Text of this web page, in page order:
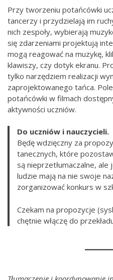
Przy tworzeniu potańcówki
tancerzy i przydzielają im
nich zespoły, wybierają
się zdarzeniami projektują
mogą reagować na muzykę,
klawiszy, czy dotyk ekranu.
tylko narzędziem realizacji
zaprojektowanego tańca.
potańcówki w filmach
aktywności uczniów.
Do uczniów i nauczycieli.
Będę wdzięczny za
tanecznych, które
są nieprzetłumaczalne,
ludzie mają na nie swoje
zorganizować konkurs w
Czekam na propozycje (
chętnie włączę do